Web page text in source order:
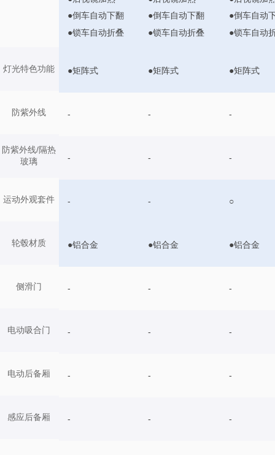
灯光特色功能
防紫外线
防紫外线/隔热
玻璃
运动外观套件
轮毂材质
侧滑门
电动吸合门
电动后备厢
感应后备厢
●倒车自动下翻
●锁车自动折叠
●倒车自动下翻
●锁车自动折叠
●倒车自动
●锁车自动
●矩阵式 ●矩阵式 ●矩阵式
- - -
- - -
- - ○
●铝合金 ●铝合金 ●铝合金
- - -
- - -
- - -
- - -